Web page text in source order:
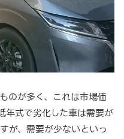
のが多く、これは市場価
年式で劣化した車は需要が
が、需要が少ないといっ